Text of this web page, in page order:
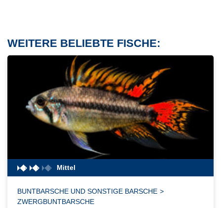
WEITERE BELIEBTE FISCHE:
Mittel
BUNTBARSCHE UND SONSTIGE BARSCHE >
ZWERGBUNTBARSCHE